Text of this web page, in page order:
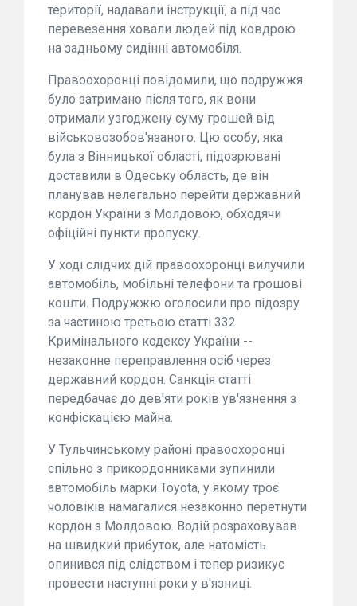
території, надавали інструкції, а під час
перевезення ховали людей під ковдрою
на задньому сидінні автомобіля.
Правоохоронці повідомили, що подружжя
було затримано після того, як вони
отримали узгоджену суму грошей від
військовозобов'язаного. Цю особу, яка
була з Вінницької області, підозрювані
доставили в Одеську область, де він
планував нелегально перейти державний
кордон України з Молдовою, обходячи
офіційні пункти пропуску.
У ході слідчих дій правоохоронці вилучили
автомобіль, мобільні телефони та грошові
кошти. Подружжю оголосили про підозру
за частиною третьою статті 332
Кримінального кодексу України --
незаконне переправлення осіб через
державний кордон. Санкція статті
передбачає до дев'яти років ув'язнення з
конфіскацією майна.
У Тульчинському районі правоохоронці
спільно з прикордонниками зупинили
автомобіль марки Toyota, у якому троє
чоловіків намагалися незаконно перетнути
кордон з Молдовою. Водій розраховував
на швидкий прибуток, але натомість
опинився під слідством і тепер ризикує
провести наступні роки у в'язниці.